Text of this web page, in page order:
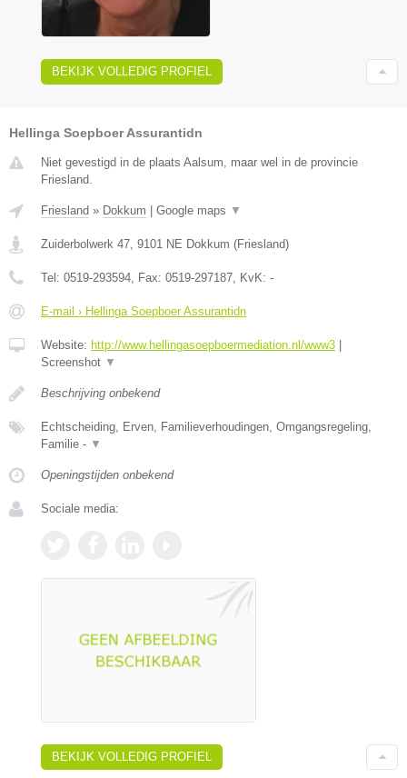
BEKIJK VOLLEDIG PROFIEL
Hellinga Soepboer Assurantidn
Niet gevestigd in de plaats Aalsum, maar wel in de provincie
Friesland.
Friesland » Dokkum Google maps ▼
Zuiderbolwerk 47, 9101 NE Dokkum (Friesland)
Tel: 0519-293594, Fax: 0519-297187, KvK: -
E-mail › Hellinga Soepboer Assurantidn
Website: http://www.hellingasoepboermediation.nl/www3
Screenshot ▼
Beschrijving onbekend
Echtscheiding, Erven, Familieverhoudingen, Omgangsregeling,
Familie - ▼
Openingstijden onbekend
Sociale media:
BEKIJK VOLLEDIG PROFIEL